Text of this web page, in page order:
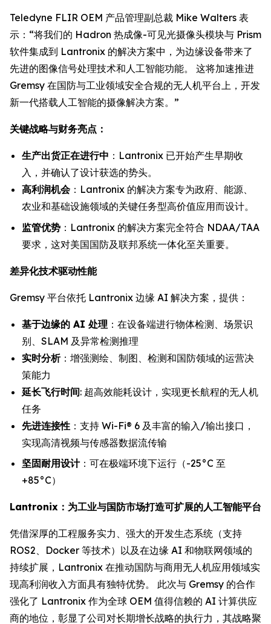
Teledyne FLIR OEM 产品管理副总裁 Mike Walters 表
示：“将我们的 Hadron 热成像-可见光摄像头模块与 Prism
软件集成到 Lantronix 的解决方案中，为边缘设备带来了
先进的图像信号处理技术和人工智能功能。 这将加速推进
Gremsy 在国防与工业领域安全合规的无人机平台上，开发
新一代搭载人工智能的摄像解决方案。”
关键战略与财务亮点：
生产出货正在进行中 ：Lantronix 已开始产生早期收
入，并确认了设计获选的势头。
高利润机会：Lantronix 的解决方案专为政府、能源、
农业和基础设施领域的关键任务型高价值应用而设计。
监管优势 ：Lantronix 的解决方案完全符合 NDAA/TAA
要求，这对美国国防及联邦系统一体化至关重要。
差异化技术驱动性能
Gremsy 平台依托 Lantronix 边缘 AI 解决方案，提供：
基于边缘的 AI 处理 ：在设备端进行物体检测、场景识
别、SLAM 及异常检测推理
实时分析：增强测绘、制图、检测和国防领域的运营决
策能力
延长飞行时间: 超高效能耗设计，实现更长航程的无人机
任务
先进连接性 ：支持 Wi-Fi® 6 及丰富的输入/输出接口，
实现高清视频与传感器数据流传输
坚固耐用设计：可在极端环境下运行（-25°C 至
+85°C）
Lantronix：为工业与国防市场打造可扩展的人工智能平台
凭借深厚的工程服务实力、强大的开发生态系统（支持
ROS2、Docker 等技术）以及在边缘 AI 和物联网领域的
持续扩展，Lantronix 在推动国防与商用无人机应用领域实
现高利润收入方面具有独特优势。 此次与 Gremsy 的合作
强化了 Lantronix 作为全球 OEM 值得信赖的 AI 计算供应
商的地位，彰显了公司对长期增长战略的执行力，其战略聚